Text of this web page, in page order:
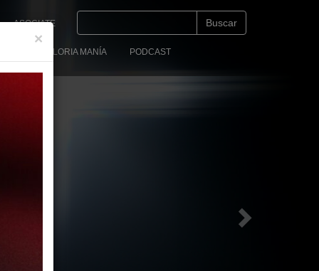
ASOCIATE
GLORIA MANÍA PODCAST
×